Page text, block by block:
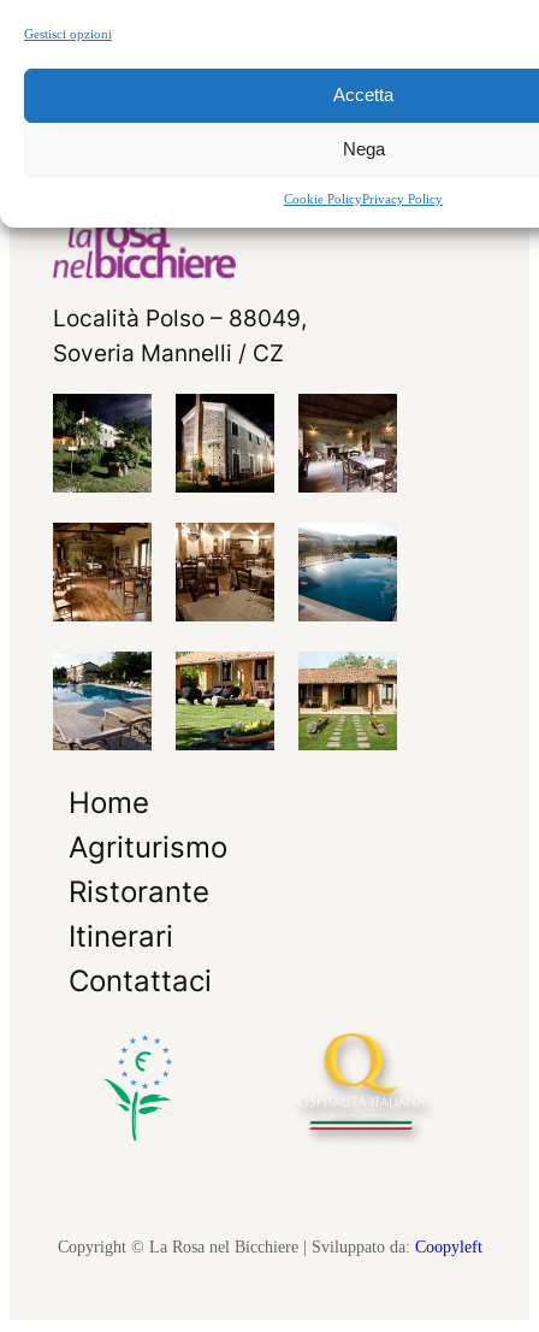
Gestisci opzioni
Accetta
Nega
Cookie PolicyPrivacy Policy
Località Polso – 88049,
Soveria Mannelli / CZ
Home
Agriturismo
Ristorante
Itinerari
Contattaci
Copyright © La Rosa nel Bicchiere | Sviluppato da: Coopyleft